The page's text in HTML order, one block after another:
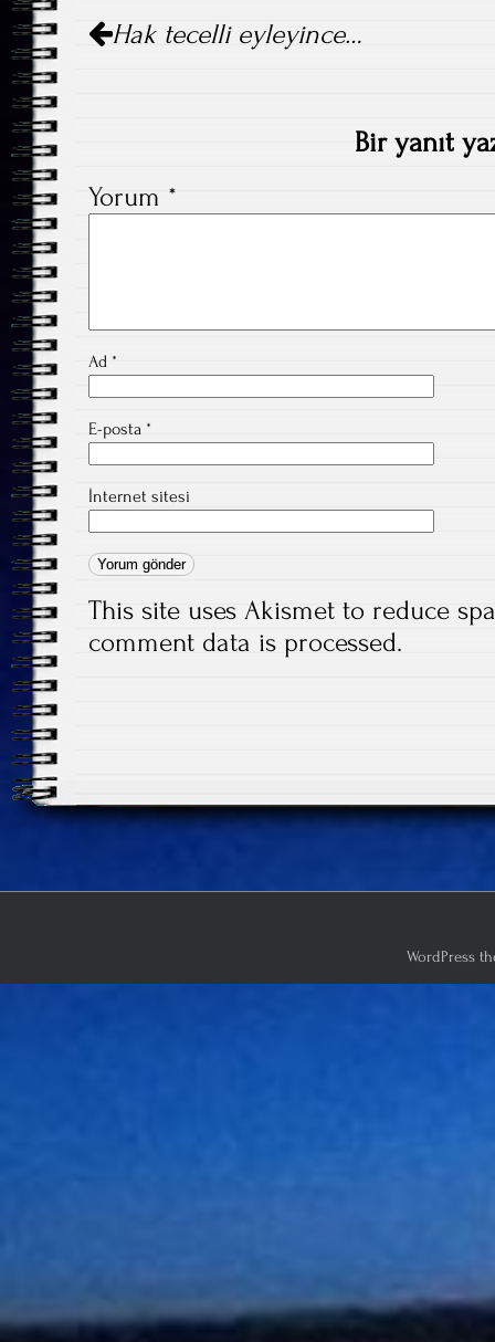
navigation
Hak tecelli eyleyince…
Bir yanıt
Yorum *
Ad *
E-posta *
İnternet sitesi
This site uses Akismet to reduce
comment data is processed.
WordPress